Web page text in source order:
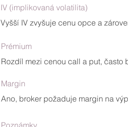
IV (implikovaná volatilita)
Vyšší IV zvyšuje cenu opce a
Prémium
Rozdíl mezi cenou call a put,
Margin
Ano, broker požaduje margin na
Poznámky